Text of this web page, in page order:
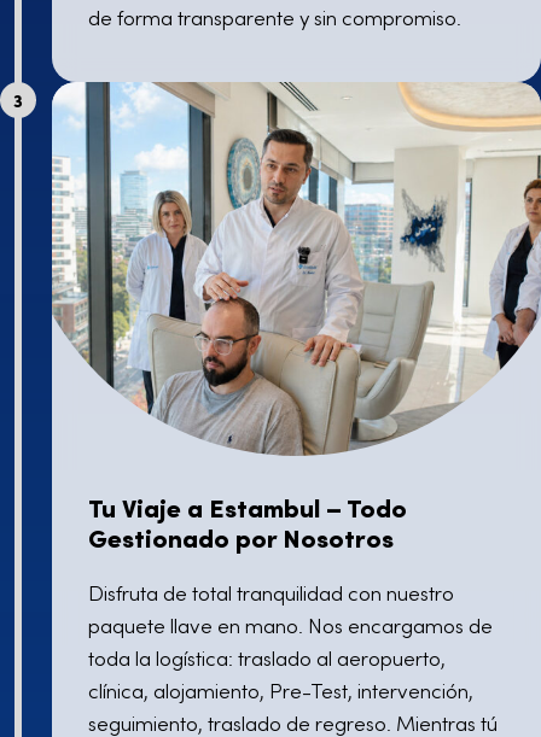
de forma transparente y sin compromiso.
3
Tu Viaje a Estambul – Todo
Gestionado por Nosotros
Disfruta de total tranquilidad con nuestro
paquete llave en mano. Nos encargamos de
toda la logística: traslado al aeropuerto,
clínica, alojamiento, Pre-Test, intervención,
seguimiento, traslado de regreso. Mientras tú